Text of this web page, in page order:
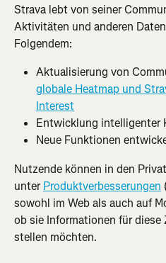
Strava lebt von seiner
Aktivitäten und anderen
Folgendem:
Aktualisierung von
globale Heatmap und
Interest
Entwicklung intelligenter
Neue Funktionen
Nutzende können in den
unter Produktverbesserungen
sowohl im Web als auch auf
ob sie Informationen für diese
stellen möchten.